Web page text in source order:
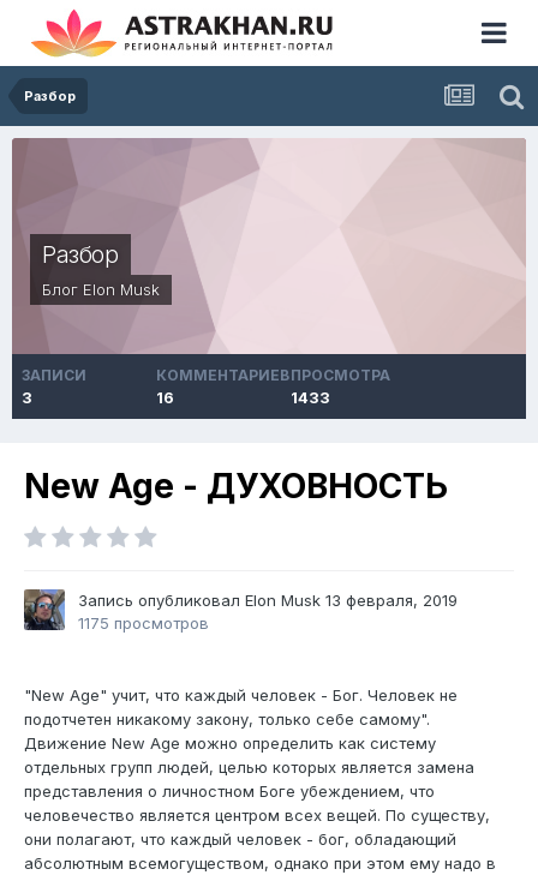
Разбор
Разбор
Блог Elon Musk
ЗАПИСИ
3
КОММЕНТАРИЕВ
16
ПРОСМОТРА
1433
New Age - ДУХОВНОСТЬ
Запись опубликовал Elon Musk 13 февраля, 2019
1175 просмотров
"New Age" учит, что каждый человек - Бог. Человек не
подотчетен никакому закону, только себе самому".
Движение New Age можно определить как систему
отдельных групп людей, целью которых является замена
представления о личностном Боге убеждением, что
человечество является центром всех вещей. По существу,
они полагают, что каждый человек - бог, обладающий
абсолютным всемогуществом, однако при этом ему надо в